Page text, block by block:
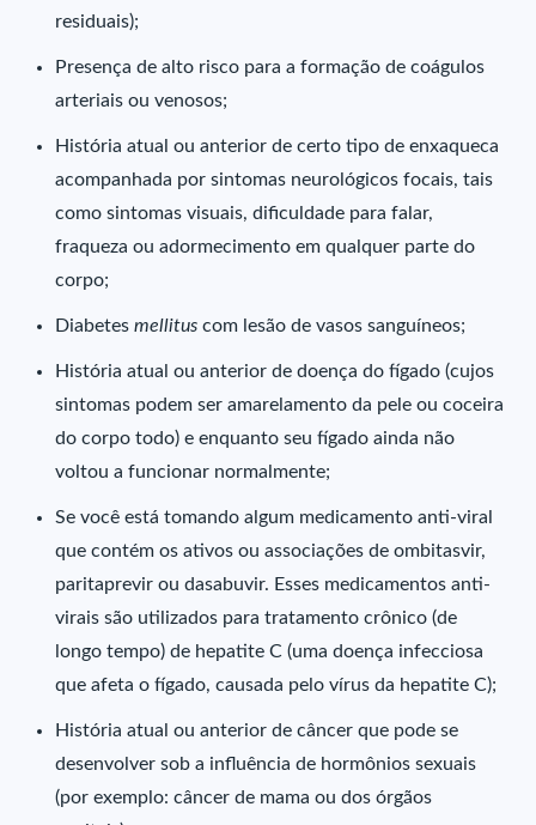
residuais);
Presença de alto risco para a formação de coágulos
arteriais ou venosos;
História atual ou anterior de certo tipo de enxaqueca
acompanhada por sintomas neurológicos focais, tais
como sintomas visuais, dificuldade para falar,
fraqueza ou adormecimento em qualquer parte do
corpo;
Diabetesmellitus com lesão de vasos sanguíneos;
História atual ou anterior de doença do fígado (cujos
sintomas podem ser amarelamento da pele ou coceira
do corpo todo) e enquanto seu fígado ainda não
voltou a funcionar normalmente;
Se você está tomando algum medicamento anti-viral
que contém os ativos ou associações de ombitasvir,
paritaprevir ou dasabuvir. Esses medicamentos anti-
virais são utilizados para tratamento crônico (de
longo tempo) de hepatite C (uma doença infecciosa
que afeta o fígado, causada pelo vírus da hepatite C);
História atual ou anterior de câncer que pode se
desenvolver sob a influência de hormônios sexuais
(por exemplo: câncer de mama ou dos órgãos